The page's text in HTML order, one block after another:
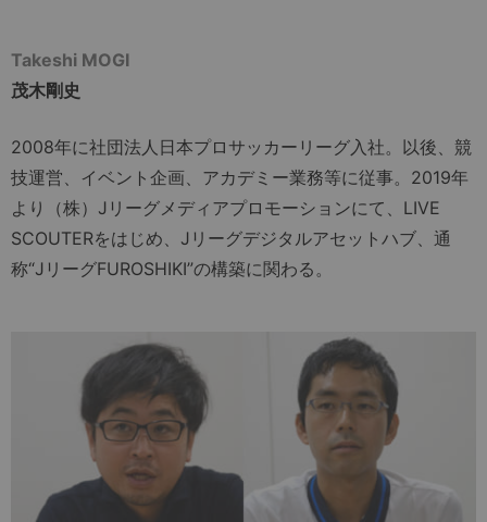
Takeshi MOGI
茂木剛史
2008年に社団法人日本プロサッカーリーグ入社。以後、競
技運営、イベント企画、アカデミー業務等に従事。2019年
より（株）Jリーグメディアプロモーションにて、LIVE
SCOUTERをはじめ、Jリーグデジタルアセットハブ、通
称“JリーグFUROSHIKI”の構築に関わる。